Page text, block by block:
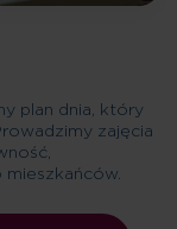
plan dnia, który
zajęcia